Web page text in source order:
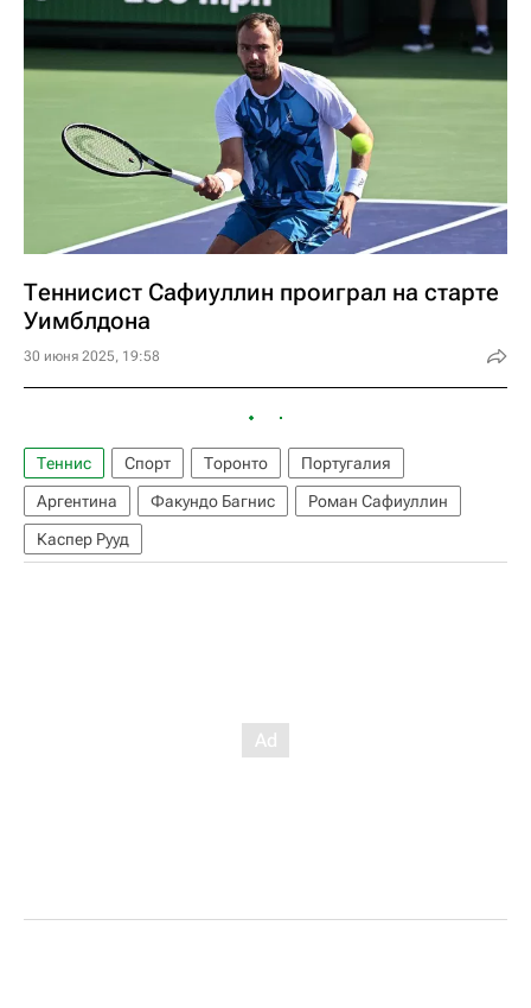
Теннисист Сафиуллин проиграл на старте
Уимблдона
30 июня 2025, 19:58
Теннис Спорт Торонто
Португалия
Аргентина
Факундо Багнис
Роман Сафиуллин
Каспер Рууд